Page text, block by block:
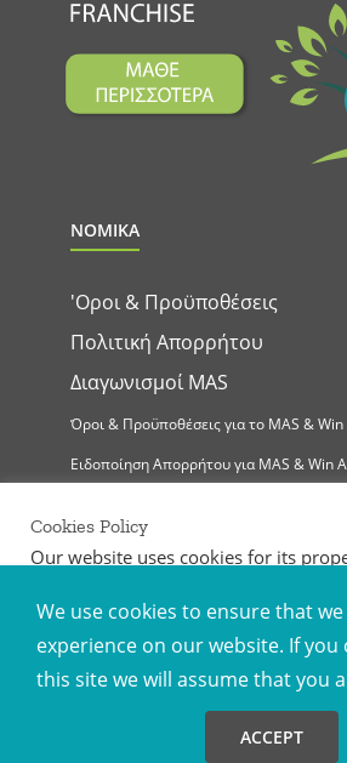
ΝΟΜΙΚΑ
'Οροι & Προϋποθέσεις
Πολιτική Απορρήτου
Διαγωνισμοί MAS
Όροι & Προϋποθέσεις για το MAS &
Ειδοποίηση Απορρήτου για MAS & Win
©2026
MAS Supermarkets Ltd | All
Handcrafted by
FacebookInstagram
Cookies Policy
Our website uses cookies for its
statistical data and the provision of
your interests. For more information
Privacy Policyposted on our website.
you accept the use of all cookies.
set your own preferences by selecting
Accept All
We use cookies to ensure that
experience on our website. If
this site we will assume that you
ACCEPT